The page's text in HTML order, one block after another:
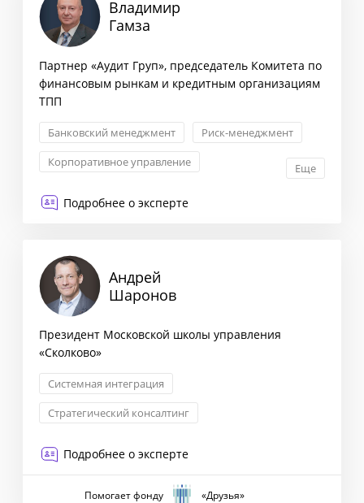
Владимир
Гамза
Партнер «Аудит Груп», председатель Комитета по
финансовым рынкам и кредитным организациям
ТПП
Банковский менеджмент
Риск-менеджмент
Корпоративное управление
Еще
Подробнее о эксперте
Андрей
Шаронов
Президент Московской школы управления
«Сколково»
Системная интеграция
Стратегический консалтинг
Подробнее о эксперте
Помогает фонду «Друзья»